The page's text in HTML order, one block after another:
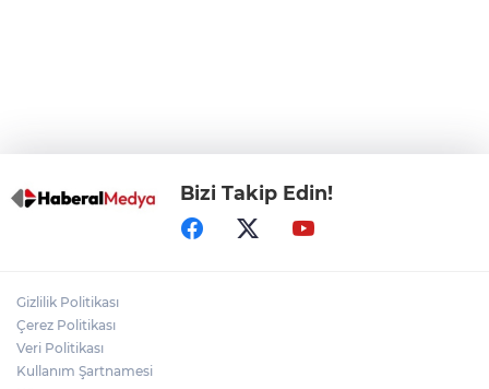
Bizi Takip Edin!
Gizlilik Politikası
Çerez Politikası
Veri Politikası
Kullanım Şartnamesi